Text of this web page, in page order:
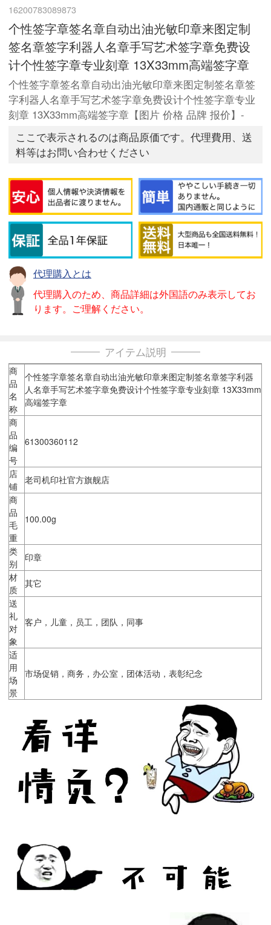
16200783089873
个性签字章签名章自动出油光敏印章来图定制
签名章签字利器人名章手写艺术签字章免费设
计个性签字章专业刻章 13X33mm高端签字章
个性签字章签名章自动出油光敏印章来图定制签名章签
字利器人名章手写艺术签字章免费设计个性签字章专业
刻章 13X33mm高端签字章【图片 价格 品牌 报价】-
ここで表示されるのは商品原価です。代理費用、送
料等はお問い合わせください
代理購入とは
代理購入のため、商品詳細は外国語のみ表示してお
ります。ご理解ください。
アイテム説明
商
品
名
称
个性签字章签名章自动出油光敏印章来图定制签名章签字利器
人名章手写艺术签字章免费设计个性签字章专业刻章 13X33mm
高端签字章
商
品
编
号
61300360112
店
铺
老司机印社官方旗舰店
商
品
毛
重
100.00g
类
别
印章
材
质
其它
送
礼
对
象
客户，儿童，员工，团队，同事
适
用
场
景
市场促销，商务，办公室，团体活动，表彰纪念